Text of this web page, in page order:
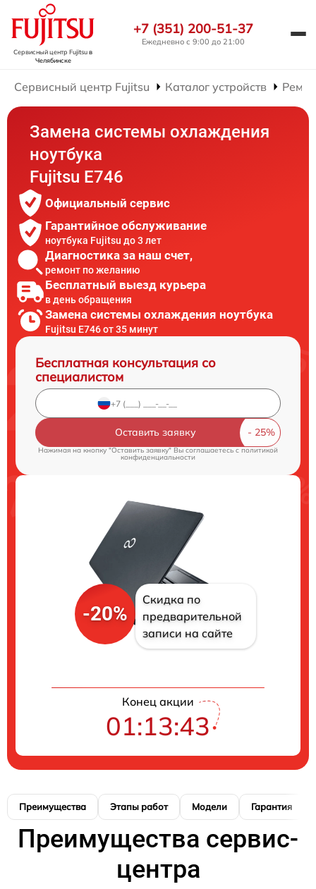
Сервисный центр Fujitsuв
Челябинске
+7 (351) 200-51-37
Ежедневно с 9:00 до 21:00
Сервисный центр Fujitsu Каталог устройств
Замена системы охлаждения
ноутбука
Fujitsu E746
Официальный сервис
Гарантийное обслуживание
ноутбука Fujitsu до 3 лет
Диагностика за наш счет,
ремонт по желанию
Бесплатный выезд курьера
в день обращения
Замена системы охлаждения ноутбука
Fujitsu E746 от 35 минут
Бесплатная консультация со
специалистом
Оставить заявку
Нажимая на кнопку "Оставить заявку" Вы соглашаетесь cполитикой
конфиденциальности
-20%
Скидка по
предварительной
записи на сайте
Конец акции
01:13:42
Преимущества Этапы работ Модели Гарантия
Преимущества сервис-
центра